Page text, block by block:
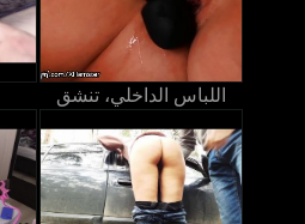
اللباس الداخلي، تنشق